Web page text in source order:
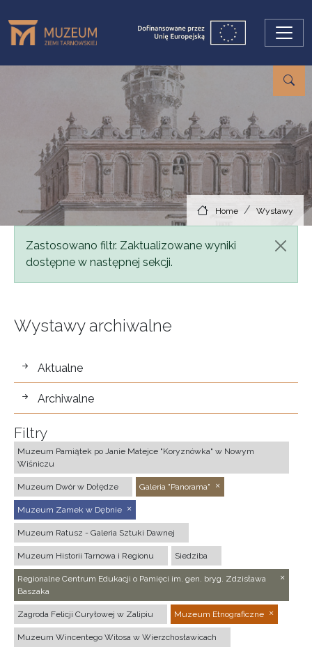
Home Wystawy
Status message
Zastosowano filtr. Zaktualizowane wyniki
dostępne w następnej sekcji.
Wystawy archiwalne
wystawy
Aktualne
Archiwalne
Filtry
Muzeum Pamiątek po Janie Matejce "Koryznówka" w Nowym
Wiśniczu
Muzeum Dwór w Dołędze Galeria "Panorama"
Muzeum Zamek w Dębnie
Muzeum Ratusz - Galeria Sztuki Dawnej
Muzeum Historii Tarnowa i Regionu Siedziba
Regionalne Centrum Edukacji o Pamięci im. gen. bryg. Zdzisława
Baszaka
Zagroda Felicji Curyłowej w Zalipiu Muzeum Etnograficzne
Muzeum Wincentego Witosa w Wierzchosławicach